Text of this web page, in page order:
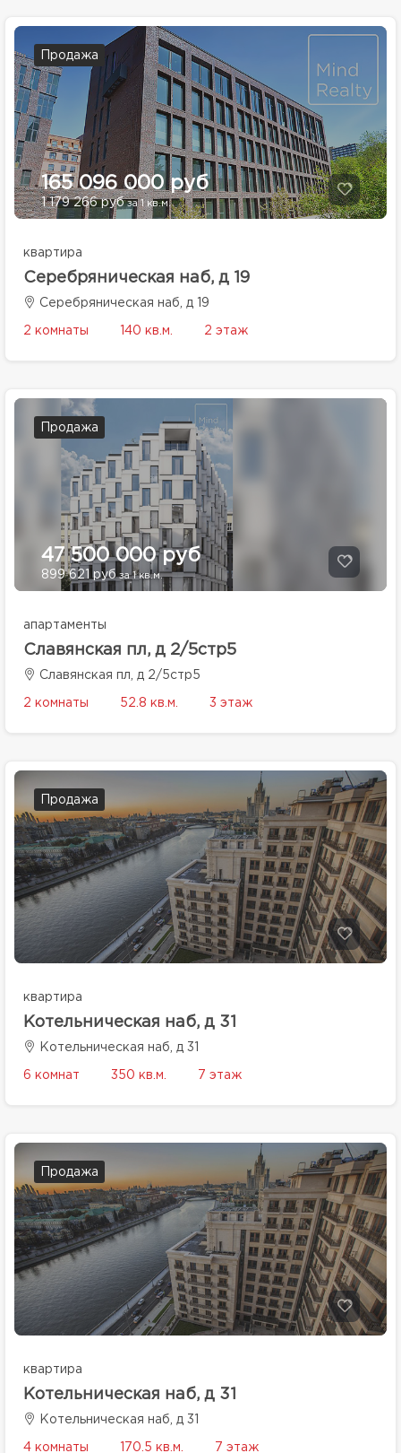
Продажа
165 096 000 руб
1 179 266 рубза 1 кв.м.
квартира
Серебряническая наб, д 19
Серебряническая наб, д 19
2 комнаты 140 кв.м. 2 этаж
Продажа
47 500 000 руб
899 621 рубза 1 кв.м.
апартаменты
Славянская пл, д 2/5стр5
Славянская пл, д 2/5стр5
2 комнаты 52.8 кв.м. 3 этаж
Продажа
квартира
Котельническая наб, д 31
Котельническая наб, д 31
6 комнат 350 кв.м. 7 этаж
Продажа
квартира
Котельническая наб, д 31
Котельническая наб, д 31
4 комнаты 170.5 кв.м. 7 этаж